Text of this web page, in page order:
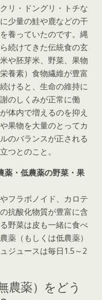
リ・ドングリ・トチな
少量の鮭や鹿などの干
養っていたのです。縄
続けてきた伝統食の玄
や胚芽米、野菜、果物
養素）食物繊維が豊富
けると、生命の維持に
のしくみが正常に働
体内で増えるのを抑え
果物を大量のとってカ
のバランスが正される
つとのこと。
・低農薬の野菜・果
フラボノイド、カロテ
抗酸化物質が豊富に含
野菜は皮も一緒に食べ
薬（もしくは低農薬）
ジュースは毎日1.5～2
農薬）をどう